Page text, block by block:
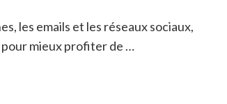
les emails et les réseaux sociaux,
mieux profiter de …